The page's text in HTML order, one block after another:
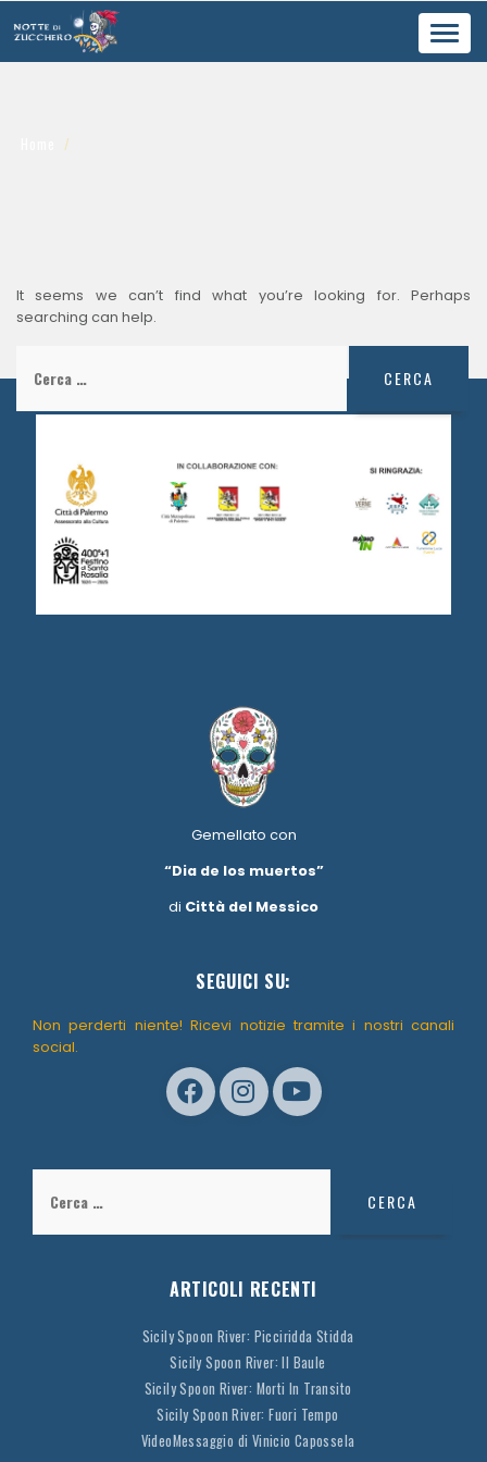
It seems we can’t find what you’re looking for. Perhaps
searching can help.
per:
Gemellato con
“Dia de los muertos”
di Città del Messico
SEGUICI SU:
Non perderti niente! Ricevi notizie tramite i nostri canali
social.
per:
ARTICOLI RECENTI
Sicily Spoon River: Picciridda Stidda
Sicily Spoon River: Il Baule
Sicily Spoon River: Morti In Transito
Sicily Spoon River: Fuori Tempo
VideoMessaggio di Vinicio Capossela